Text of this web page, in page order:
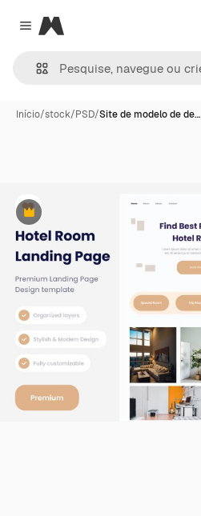
Close menu
Magnific
Início/stock/PSD/Site de modelo de de…
Premium